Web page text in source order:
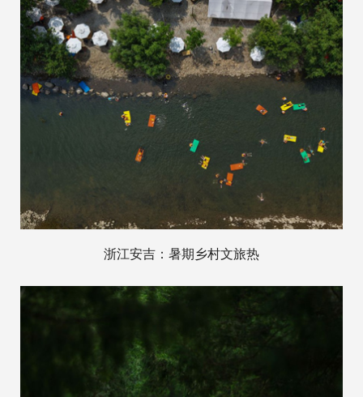
浙江安吉：暑期乡村文旅热